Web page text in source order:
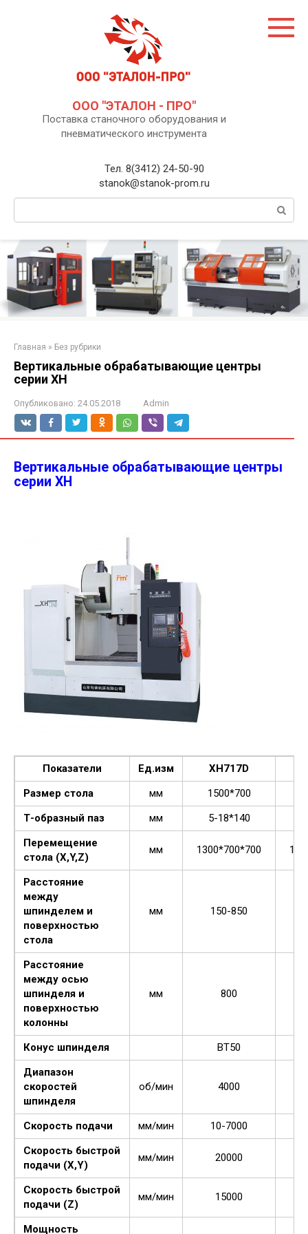
ООО "ЭТАЛОН - ПРО"
Поставка станочного оборудования и
пневматического инструмента
Тел. 8(3412) 24-50-90
stanok@stanok-prom.ru
Главная » Без рубрики
Вертикальные обрабатывающие центры
серии XH
Опубликовано: 24.05.2018 Admin
Вертикальные обрабатывающие центры
серии XH
Показатели Ед.изм XH717D
Размер стола
мм 1500*700
Т-образный паз
мм 5-18*140
Перемещение
стола (X,Y,Z)
мм 1300*700*700
Расстояние
между
шпинделем и
поверхностью
стола
мм 150-850
Расстояние
между осью
шпинделя и
поверхностью
колонны
мм 800
Конус шпинделя
ВТ50
Диапазон
скоростей
шпинделя
об/мин 4000
Скорость подачи мм/мин 10-7000
Скорость быстрой
подачи (X,Y)
мм/мин 20000
Скорость быстрой
подачи (Z)
мм/мин 15000
Мощность